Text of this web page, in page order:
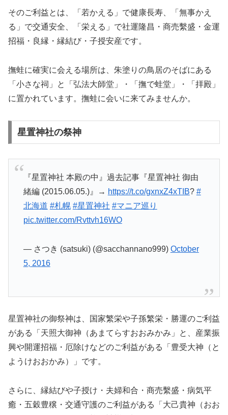
そのご利益とは、「若かえる」で健康長寿、「無事かえ
る」で交通安全、「栄える」で社運隆昌・商売繫盛・金運
招福・良縁・縁結び・子授安産です。
撫蛙に確実に会える場所は、朱塗りの鳥居のそばにある
「小さな祠」と「弘法大師堂」・「撫で蛙堂」・「拝殿」
に置かれています。撫蛙に会いに来てみませんか。
星置神社の祭神
『星置神社 本殿の中』過去記事『星置神社 御由
緒編 (2015.06.05.)』→ https://t.co/gxnxZ4xTIB? #
北海道 #札幌 #星置神社 #マニア巡り
pic.twitter.com/Rvttvh16WO
— さつき (satsuki) (@sacchannano999) October
5, 2016
星置神社の御祭神は、国家繁栄や子孫繁栄・勝運のご利益
がある「天照大御神（あまてらすおおみかみ」と、産業振
興や開運招福・厄除けなどのご利益がある「豊受大神（と
ようけおおかみ）」です。
さらに、縁結びや子授け・夫婦和合・商売繫盛・病気平
癒・五穀豊穣・交通守護のご利益がある「大己貴神（おお